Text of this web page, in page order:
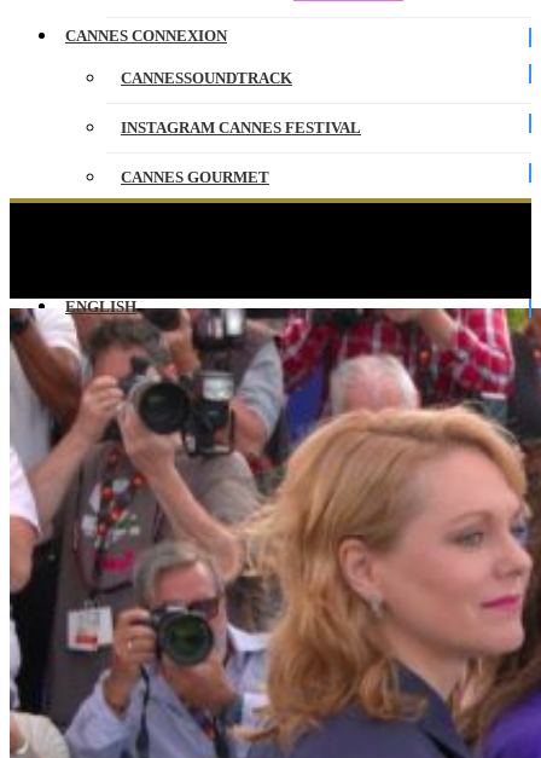
CANNES CONNEXION
CANNESSOUNDTRACK
INSTAGRAM CANNES FESTIVAL
CANNES GOURMET
ENGLISH